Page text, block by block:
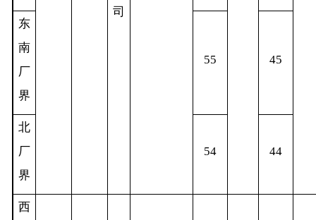
司
东
南
厂
界
55 45
北
厂
界
54 44
西